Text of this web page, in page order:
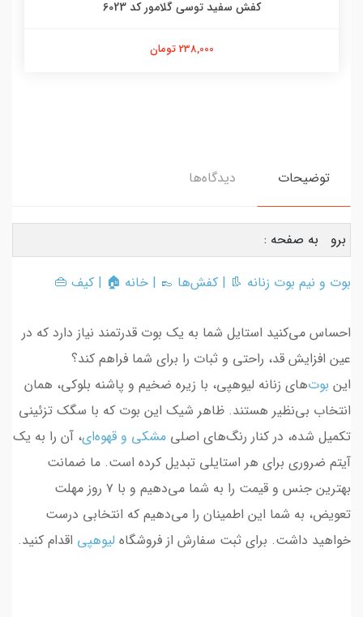
کفش سفید توسی گلامور کد 6023
238,000 تومان
توضیحات دیدگاه‌ها
برو به صفحه :
بوت و نیم بوت زنانه 👢 | کفش‌ها 👞 | خانه 🏠 | کیف 👜
احساس می‌کنید استایل شما به یک بوت قدرتمند نیاز دارد که در
عین افزایش قد، راحتی و ثبات را برای شما فراهم کند؟
این بوت‌های زنانه لیوهپی، با زیره ضخیم و پاشنه بلوکی، همان
انتخاب بی‌نظیر هستند. ظاهر شیک این بوت که با سگک تزئینی
تکمیل شده، در کنار رنگ‌های اصلی مشکی و قهوه‌ای، آن را به یک
آیتم ضروری برای هر استایلی تبدیل کرده است. ما ضمانت
بهترین جنس و قیمت را به شما می‌دهیم و با ۷ روز مهلت
تعویض، به شما این اطمینان را می‌دهیم که انتخابی درست
خواهید داشت. برای ثبت سفارش از فروشگاه لیوهپی اقدام کنید.